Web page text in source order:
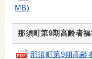
MB)
那須町第9期高齢者
那須町第9期高齢